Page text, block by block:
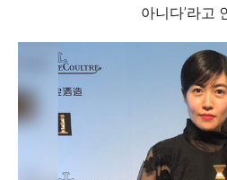
아니다’라고